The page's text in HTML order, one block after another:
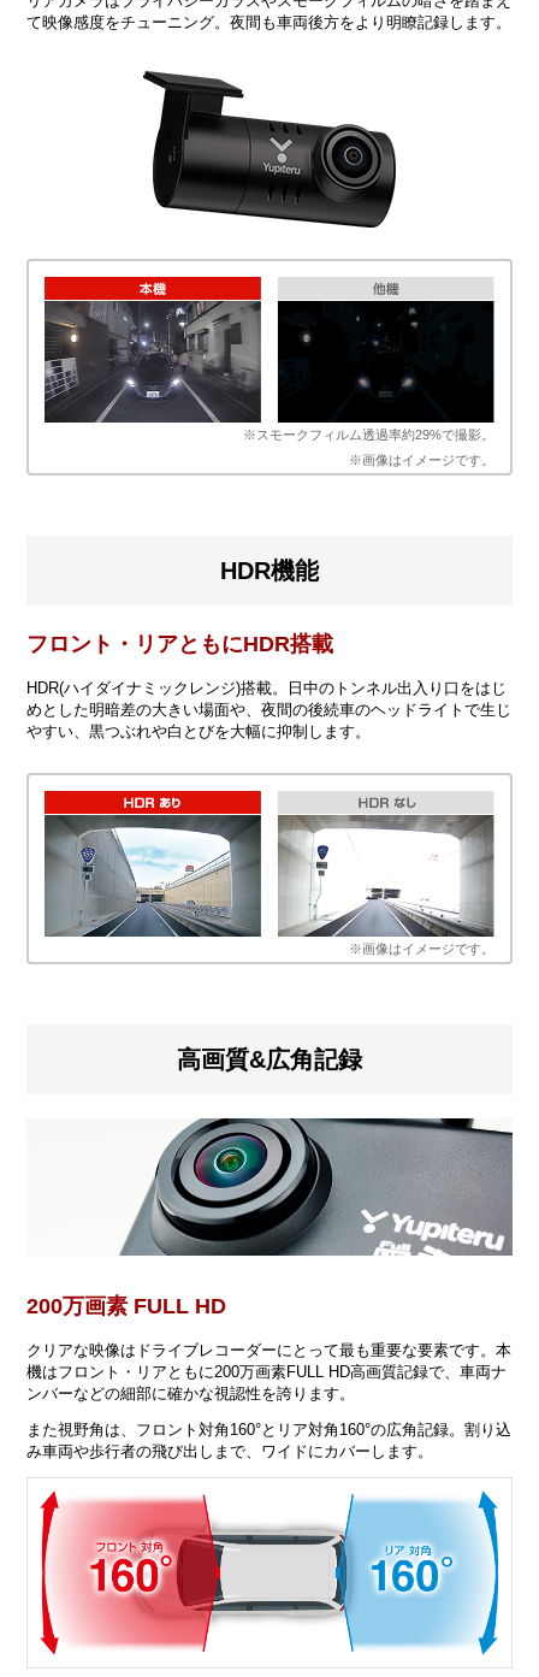
て映像感度をチューニング。夜間も車両後方をより明瞭記録します。
※スモークフィルム透過率約29%で撮影。
※画像はイメージです。
HDR機能
フロント・リアともにHDR搭載
HDR(ハイダイナミックレンジ)搭載。日中のトンネル出入り口をはじ
めとした明暗差の大きい場面や、夜間の後続車のヘッドライトで生じ
やすい、黒つぶれや白とびを大幅に抑制します。
※画像はイメージです。
高画質&広角記録
200万画素 FULL HD
クリアな映像はドライブレコーダーにとって最も重要な要素です。本
機はフロント・リアともに200万画素FULL HD高画質記録で、車両ナ
ンバーなどの細部に確かな視認性を誇ります。
また視野角は、フロント対角160°とリア対角160°の広角記録。割り込
み車両や歩行者の飛び出しまで、ワイドにカバーします。